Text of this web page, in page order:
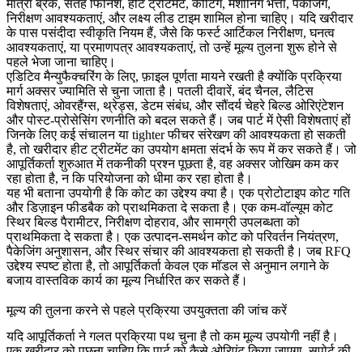
मात्रा ब्रेक, सतह फिनिश, हीट ट्रीटमेंट, कोटिंग, मशीनिंग भत्ता, पैकेजिंग,
निरीक्षण आवश्यकताएं, और लक्ष्य लीड टाइम शामिल होना चाहिए। यदि खरीदार
के पास पसंदीदा स्वीकृति नियम हैं, जैसे कि फर्स्ट आर्टिकल निरीक्षण, घनत्व
आवश्यकताएं, या प्रमाणपत्र आवश्यकताएं, तो उन्हें मूल्य तुलना शुरू होने से
पहले भेजा जाना चाहिए।
एडिटिव मैन्युफैक्चरिंग के लिए, फ़ाइल पूर्णता मायने रखती है क्योंकि प्रक्रिया
मार्ग अक्सर ज्यामिति से चुना जाता है। पतली दीवारें, बंद चैनल, लैटिस
विशेषताएं, ओवरहैंग्स, थ्रेड्स, डेटम संबंध, और सौंदर्य चेहरे बिल्ड ओरिएंटेशन
और पोस्ट-प्रोसेसिंग रणनीति को बदल सकते हैं। जब पार्ट में ऐसी विशेषताएं हों
जिनके लिए कई संचालन या tighter फीचर संरेखण की आवश्यकता हो सकती
है, तो खरीदारहीट ट्रीटमेंटका उपयोग क्षमता संदर्भ के रूप में कर सकते हैं। जो
आपूर्तिकर्ता शुरुआत में तकनीकी प्रश्न पूछता है, वह अक्सर जोखिम कम कर
रहा होता है, न कि परियोजना को धीमा कर रहा होता है।
यह भी बताना उपयोगी है कि कोट का उद्देश्य क्या है। एक प्रोटोटाइप कोट गति
और डिज़ाइन फीडबैक को प्राथमिकता दे सकता है। एक कम-वॉल्यूम कोट
स्थिर बिल्ड पैरामीटर, निरीक्षण दोहराव, और सामग्री उपलब्धता को
प्राथमिकता दे सकता है। एक उत्पादन-समर्थन कोट को परिवर्तन नियंत्रण,
पैकेजिंग अनुशासन, और स्थिर संचार की आवश्यकता हो सकती है। जब RFQ
उद्देश्य स्पष्ट होता है, तो आपूर्तिकर्ता केवल एक मॉडल से अनुमान लगाने के
बजाय वास्तविक कार्य का मूल्य निर्धारित कर सकते हैं।
मूल्य की तुलना करने से पहले प्रक्रिया उपयुक्तता की जांच करें
यदि आपूर्तिकर्ता ने गलत प्रक्रिया पथ चुना है तो कम मूल्य उपयोगी नहीं है।